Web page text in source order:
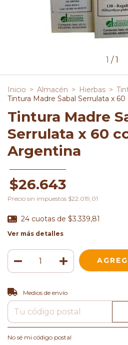
1 /1
Inicio > Almacén > Hierbas >
Tintura Madre Sabal Serrulata x
Tintura Madre
Serrulata x 60
Argentina
$26.643
Precio sin impuestos $22.019,01
24 cuotas de $3.339,81
Ver más detalles
Entregas para el CP:
Medios de envío
No sé mi código postal